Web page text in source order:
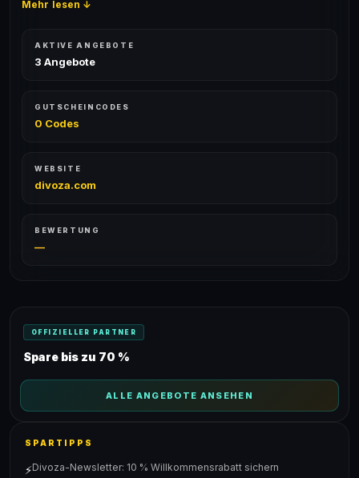
Mehr lesen ↓
AKTIVE ANGEBOTE
3 Angebote
GUTSCHEINCODES
0 Codes
WEBSITE
divoza.com
BEWERTUNG
—
OFFIZIELLER PARTNER
Spare bis zu 70 %
ALLE ANGEBOTE ANSEHEN
SPARTIPPS
⚡Divoza-Newsletter: 10 % Willkommensrabatt sichern